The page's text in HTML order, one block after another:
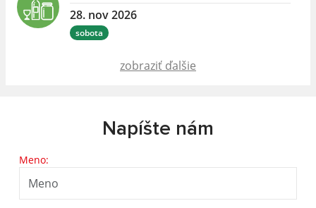
28. nov 2026
sobota
zobraziť ďalšie
Napíšte nám
Meno: